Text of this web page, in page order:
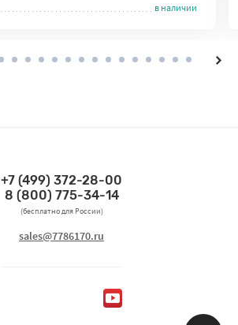
в наличии
Связаться по телефонам
+7 (499) 372-28-00
8 (800) 775-34-14
(бесплатно для России)
Связаться по email
sales@7786170.ru
Мы в социальных сетях